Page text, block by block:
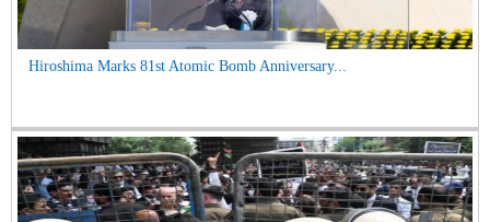
Hiroshima Marks 81st Atomic Bomb Anniversary...